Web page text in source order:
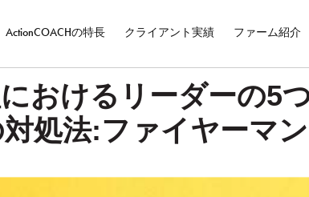
ActionCOACHの特長 クライアント実績 ファーム紹介
おけるリーダーの5
処法:ファイヤーマ